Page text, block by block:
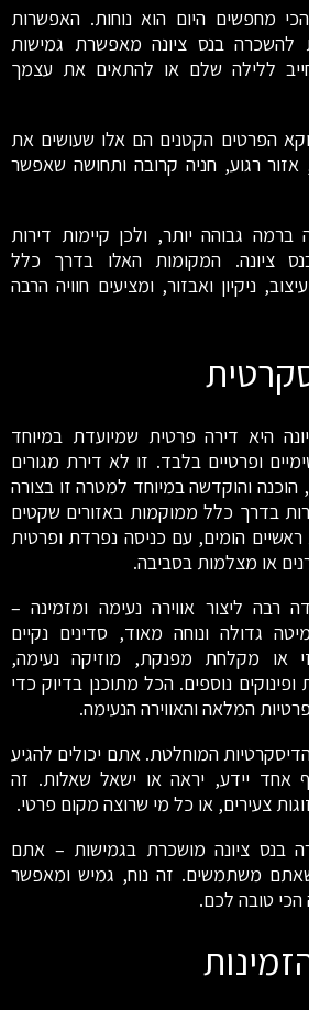
מחפשים היום הוא נוחות. האפשרות
להשכרה בנס ציונה מאפשרת גמישות
ללילה שלם או להתאים את עצמך
הפרטים הקטנים הם אלו שעושים את
רגוע, חניה קרובה ותחושה שאפשר
גבוהה יותר, ולכן קיימות דירות
ציונה. המקומות האלו בדרך כלל
ניקיון ואבזור, ומציעים חוויה הרבה
היא דירה פרטית שמיועדת במיוחד
ופרטיים בלבד. זו לא דירת מגורים
הוכנה והוקדשה במיוחד למטרה זו בצורה
בדרך כלל ממוקמות באזורים שקטים
הומים, עם כניסה נפרדת ופרטית
או מצלמות בסביבה.
רבה ליצור אווירה נעימה ומזמינה –
גדולה ונוחה מאוד, סדינים נקיים
או מקלחת מפנקת, מוזיקה נעימה,
נוספים. הכל מתוכנן בדיוק כדי
המלאה והאווירה הנעימה.
הדיסקרטיות המוחלטת. אתם יכולים להגיע
אחד יידע, יראה או ישאל שאלות. זה
צעירים, או כל מי שרוצה מקום פרטי.
בנס ציונה מושכרת בגמישות – אתם
משתמשים. זה נוח, גמיש ומאפשר
טובה לכם.